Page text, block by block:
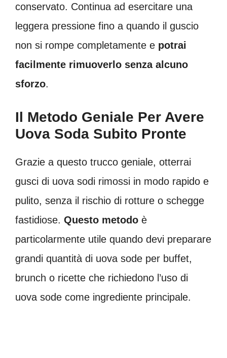
conservato. Continua ad esercitare una
leggera pressione fino a quando il guscio
non si rompe completamente e potrai
facilmente rimuoverlo senza alcuno
sforzo.
Il Metodo Geniale Per Avere
Uova Soda Subito Pronte
Grazie a questo trucco geniale, otterrai
gusci di uova sodi rimossi in modo rapido e
pulito, senza il rischio di rotture o schegge
fastidiose. Questo metodo è
particolarmente utile quando devi preparare
grandi quantità di uova sode per buffet,
brunch o ricette che richiedono l’uso di
uova sode come ingrediente principale.